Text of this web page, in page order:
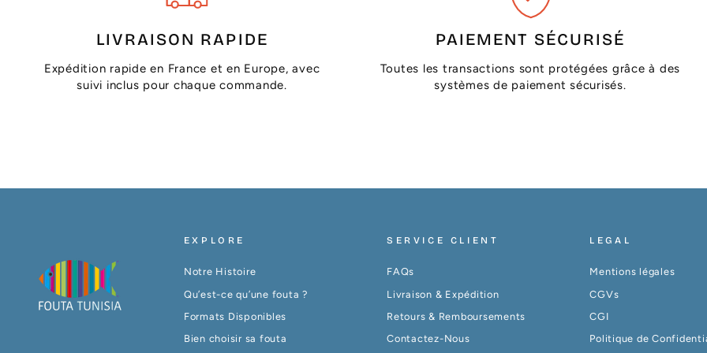
LIVRAISON RAPIDE
Expédition rapide en France et en Europe, avec
suivi inclus pour chaque commande.
PAIEMENT SÉCURISÉ
Toutes les transactions sont protégées grâce à des
systèmes de paiement sécurisés.
EXPLORE
Notre Histoire
Qu’est-ce qu’une fouta ?
Formats Disponibles
Bien choisir sa fouta
SERVICE CLIENT
FAQs
Livraison & Expédition
Retours & Remboursements
Contactez-Nous
LEGAL
Mentions légales
CGVs
CGI
Politique de